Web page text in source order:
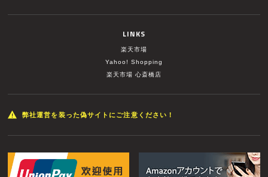
LINKS
楽天市場
Yahoo! Shopping
楽天市場 心斎橋店
弊社運営を装った偽サイトにご注意ください！